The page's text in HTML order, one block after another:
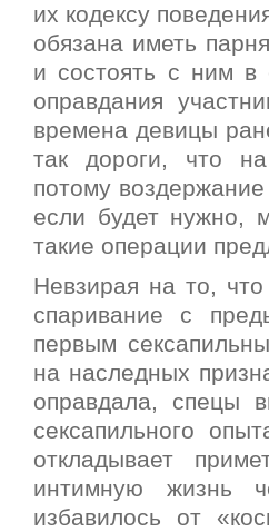
их кодексу
обязана иметь
и состоять с ним в
оправдания
времена девицы
так дороги, что
потому
если будет нужно,
такие операции
Невзирая на то,
спаривание с
первым
на наследных
оправдала, спецы
сексапильного
откладывает
интимную жизнь
избавилось от